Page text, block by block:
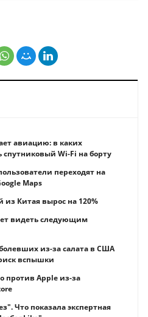
будут учить детей по
перестанет работать на некоторых
авиацию: в каких
Wi-Fi на борту
переходят на
Maps
из Китая вырос на 120%
видеть следующим
из-за салата в США
вспышки
против Apple из-за
Что показала экспертная